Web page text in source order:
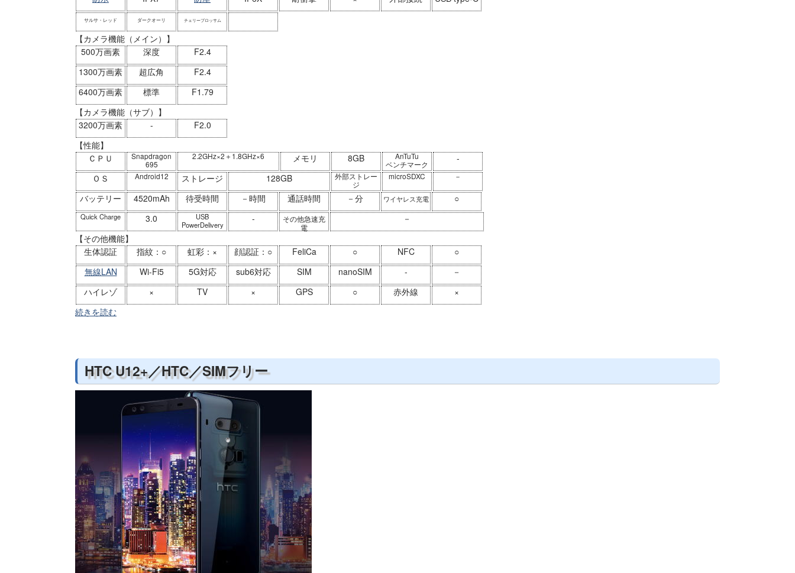
サルサ・レッド ダークオーリ チェリーブロッサム
【カメラ機能（メイン）】
500万画素
深度
F2.4
1300万画素
超広角
F2.4
6400万画素
標準
F1.79
【カメラ機能（サブ）】
3200万画素
-
F2.0
【性能】
ＣＰＵ
Snapdragon
695
2.2GHz×2＋1.8GHz×6 メモリ 8GB
AnTuTu
ベンチマーク
-
ＯＳ
Android12 ストレージ 128GB
外部ストレー
ジ
microSDXC －
バッテリー 4520mAh 待受時間 －時間 通話時間 －分 ワイヤレス充電 ○
Quick Charge 3.0
USB
PowerDelivery
-
その他急速充
電
－
【その他機能】
生体認証
指紋：○ 虹彩：× 顔認証：○ FeliCa ○ NFC
○
無線LAN
Wi-Fi5 5G対応 sub6対応 SIM nanoSIM -
－
ハイレゾ
× TV × GPS ○ 赤外線
×
続きを読む
HTC U12+／HTC／SIMフリー